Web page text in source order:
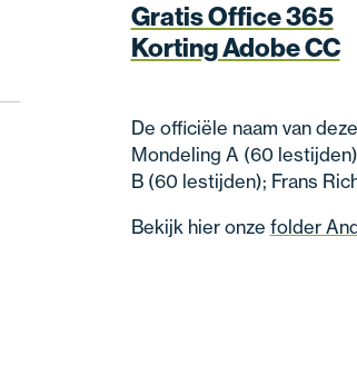
Gratis Office 365
Korting Adobe CC
De officiële naam van
Mondeling A (60
B (60 lestijden); Frans
Bekijk hier onze folder